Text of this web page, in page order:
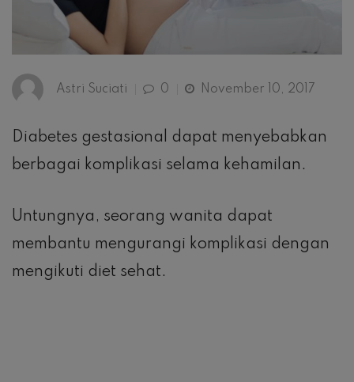
Astri Suciati 0 November 10, 2017
Diabetes gestasional dapat menyebabkan
berbagai komplikasi selama kehamilan.
Untungnya, seorang wanita dapat
membantu mengurangi komplikasi dengan
mengikuti diet sehat.